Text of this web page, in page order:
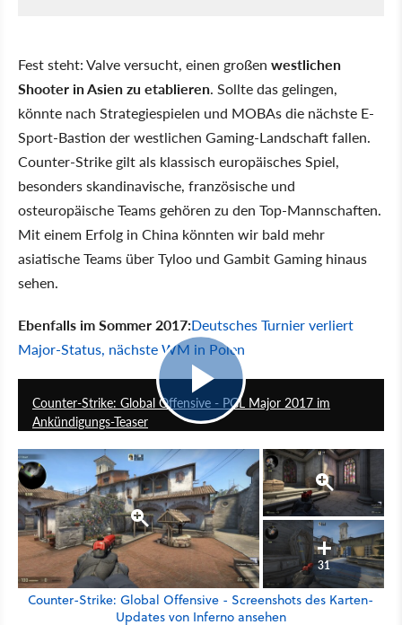
Fest steht: Valve versucht, einen großen westlichen
Shooter in Asien zu etablieren. Sollte das gelingen,
könnte nach Strategiespielen und MOBAs die nächste E-
Sport-Bastion der westlichen Gaming-Landschaft fallen.
Counter-Strike gilt als klassisch europäisches Spiel,
besonders skandinavische, französische und
osteuropäische Teams gehören zu den Top-Mannschaften.
Mit einem Erfolg in China könnten wir bald mehr
asiatische Teams über Tyloo und Gambit Gaming hinaus
sehen.
Ebenfalls im Sommer 2017:Deutsches Turnier verliert
Major-Status, nächste WM in Polen
Counter-Strike: Global Offensive - PGL Major 2017 im
Ankündigungs-Teaser
31
Counter-Strike: Global Offensive - Screenshots des Karten-
Updates von Inferno ansehen